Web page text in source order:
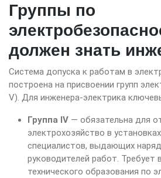
Группы по
должен знать
Система допуска к работам в
построена на присвоении групп
V). Для инженера-электрика
Группа IV — обязательна для
электрохозяйство в установках
специалистов, выдающих
руководителей работ. Требует
технического образования по